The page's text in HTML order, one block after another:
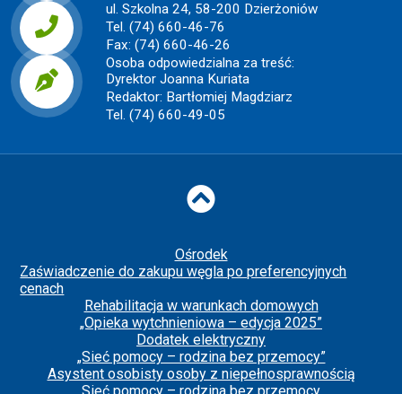
ul. Szkolna 24, 58-200 Dzierżoniów
Tel. (74) 660-46-76
Fax: (74) 660-46-26
Osoba odpowiedzialna za treść:
Dyrektor Joanna Kuriata
Redaktor: Bartłomiej Magdziarz
Tel. (74) 660-49-05
Do góry
Ośrodek
Zaświadczenie do zakupu węgla po preferencyjnych
cenach
Rehabilitacja w warunkach domowych
„Opieka wytchnieniowa – edycja 2025”
Dodatek elektryczny
„Sieć pomocy – rodzina bez przemocy”
Asystent osobisty osoby z niepełnosprawnością